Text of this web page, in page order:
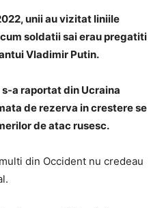
unii au vizitat liniile
soldatii sai erau pregatiti
Vladimir Putin.
a raportat din Ucraina
de rezerva in crestere se
de atac rusesc.
din Occident nu credeau